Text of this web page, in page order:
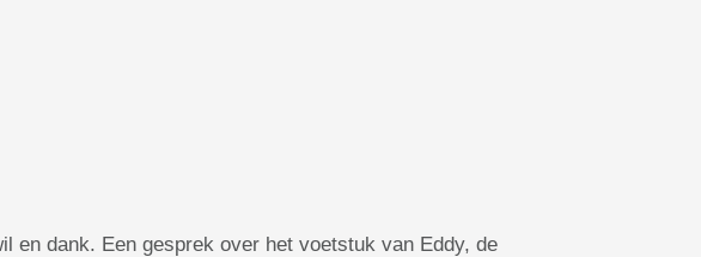
en dank. Een gesprek over het voetstuk van Eddy, de